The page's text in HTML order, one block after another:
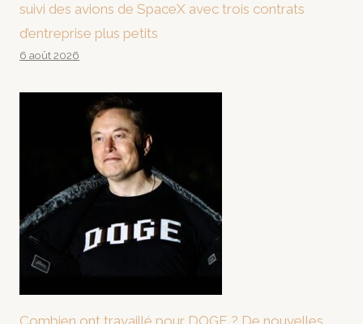
suivi des avions de SpaceX avec trois contrats
d’entreprise plus petits
6 août 2026